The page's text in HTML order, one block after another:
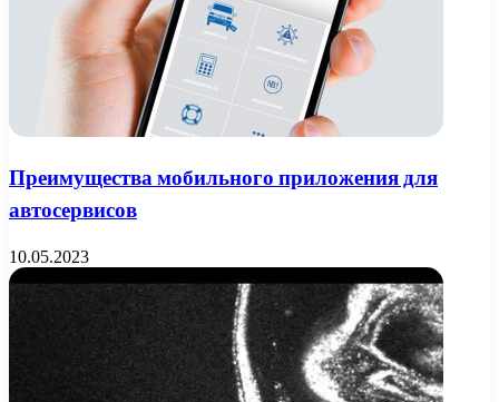
Преимущества мобильного приложения для
автосервисов
10.05.2023